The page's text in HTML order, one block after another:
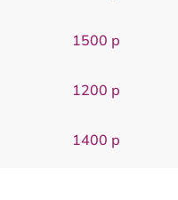
1500 р
1200 р
1400 р